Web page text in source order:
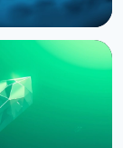
в